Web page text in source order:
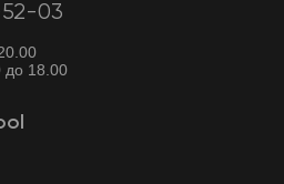
52-03
до 18.00